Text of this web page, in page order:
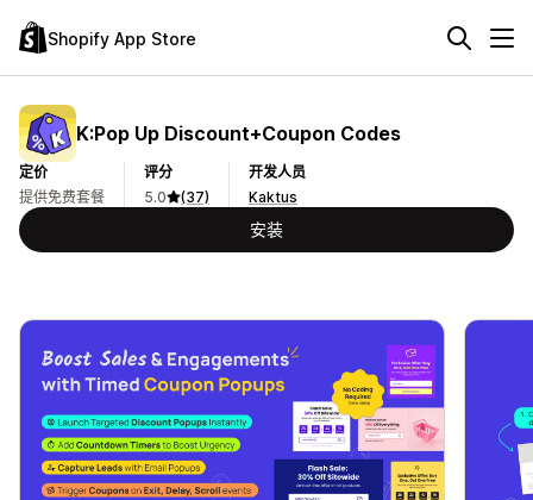
Shopify App Store
K:Pop Up Discount+Coupon Codes
定价
提供免费套餐
评分
5.0
(37)
开发人员
Kaktus
安装